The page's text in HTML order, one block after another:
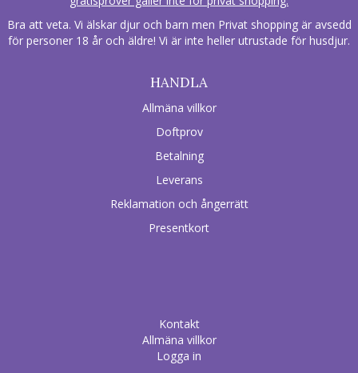
Bra att veta. Vi älskar djur och barn men Privat shopping är avsedd
för personer 18 år och äldre! Vi är inte heller utrustade för husdjur.
HANDLA
Allmäna villkor
Doftprov
Betalning
Leverans
Reklamation och ångerrätt
Presentkort
Kontakt
Allmäna villkor
Logga in